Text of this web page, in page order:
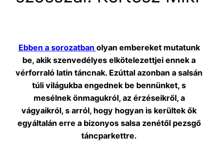
Ebben a sorozatban olyan embereket mutatunk
be, akik szenvedélyes elkötelezettjei ennek a
vérforraló latin táncnak. Ezúttal azonban a salsán
túli világukba engednek be bennünket, s
mesélnek önmagukról, az érzéseikről, a
vágyaikról, s arról, hogy hogyan is kerültek ők
egyáltalán erre a bizonyos salsa zenétől pezsgő
táncparkettre.